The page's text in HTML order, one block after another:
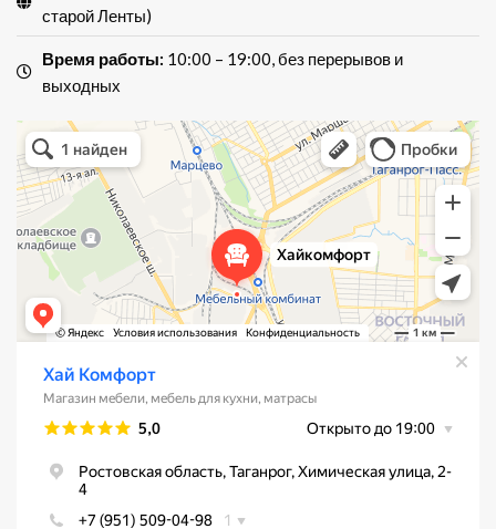
старой Ленты)
Время работы: 10:00 – 19:00, без перерывов и
выходных
Хай Комфорт
Магазин мебели в Таганроге
Мебель для кухни в Таганроге